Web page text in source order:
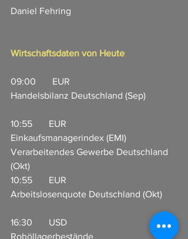
Daniel Fehring
Wirtschaftsdaten von Heute
09:00       EUR
Handelsbilanz Deutschland (Sep)
10:55       EUR
Einkaufsmanagerindex (EMI)
Verarbeitendes Gewerbe Deutschland
(Okt)
10:55       EUR
Arbeitslosenquote Deutschland (Okt)
16:30       USD
Rohöllagerbestände